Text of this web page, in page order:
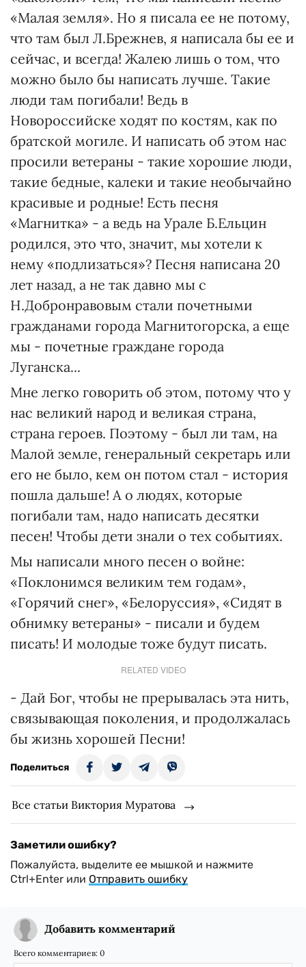
«Малая земля». Но я писала ее не потому,
что там был Л.Брежнев, я написала бы ее и
сейчас, и всегда! Жалею лишь о том, что
можно было бы написать лучше. Такие
люди там погибали! Ведь в
Новороссийске ходят по костям, как по
братской могиле. И написать об этом нас
просили ветераны - такие хорошие люди,
такие бедные, калеки и такие необычайно
красивые и родные! Есть песня
«Магнитка» - а ведь на Урале Б.Ельцин
родился, это что, значит, мы хотели к
нему «подлизаться»? Песня написана 20
лет назад, а не так давно мы с
Н.Добронравовым стали почетными
гражданами города Магнитогорска, а еще
мы - почетные граждане города
Луганска...
Мне легко говорить об этом, потому что у
нас великий народ и великая страна,
страна героев. Поэтому - был ли там, на
Малой земле, генеральный секретарь или
его не было, кем он потом стал - история
пошла дальше! А о людях, которые
погибали там, надо написать десятки
песен! Чтобы дети знали о тех событиях.
Мы написали много песен о войне:
«Поклонимся великим тем годам»,
«Горячий снег», «Белоруссия», «Сидят в
обнимку ветераны» - писали и будем
писать! И молодые тоже будут писать.
RELATED VIDEO
- Дай Бог, чтобы не прерывалась эта нить,
связывающая поколения, и продолжалась
бы жизнь хорошей Песни!
Поделиться
Все статьи Виктория Муратова
Заметили ошибку?
Пожалуйста, выделите ее мышкой и нажмите
Ctrl+Enter или Отправить ошибку
Добавить комментарий
Всего комментариев: 0